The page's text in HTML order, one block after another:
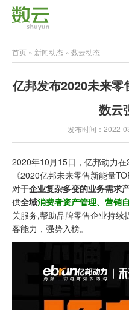
首页 » 新闻动态 » 数云动态
亿邦发布2020未来零
数云
发布时间：2022-
2020年10月15日，亿邦动力
《2020亿邦未来零售新能量
对于企业复杂多变的业务需求
供全域消费者资产管理、 营销
关服务,帮助品牌零售企业持
客能力，强势入榜。